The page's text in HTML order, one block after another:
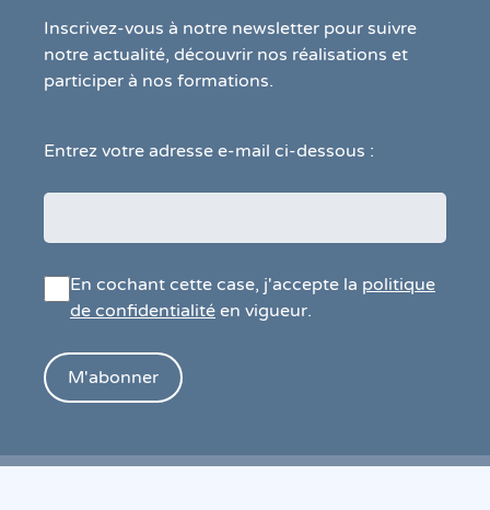
Inscrivez-vous à notre newsletter pour suivre
notre actualité, découvrir nos réalisations et
participer à nos formations.
Entrez votre adresse e-mail ci-dessous :
En cochant cette case, j'accepte la politique
de confidentialité en vigueur.